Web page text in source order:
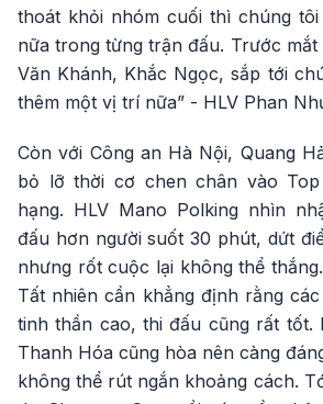
thoát khỏi nhóm cuối thì chúng
nữa trong từng trận đấu. Trước
Văn Khánh, Khắc Ngọc, sắp tới
thêm một vị trí nữa” - HLV Phan
Còn với Công an Hà Nội, Quang
bỏ lỡ thời cơ chen chân vào
hạng. HLV Mano Polking nhìn
đấu hơn người suốt 30 phút, dứt
nhưng rốt cuộc lại không thể
Tất nhiên cần khẳng định rằng
tinh thần cao, thi đấu cũng rất tốt.
Thanh Hóa cũng hòa nên càng
không thể rút ngắn khoảng cách.